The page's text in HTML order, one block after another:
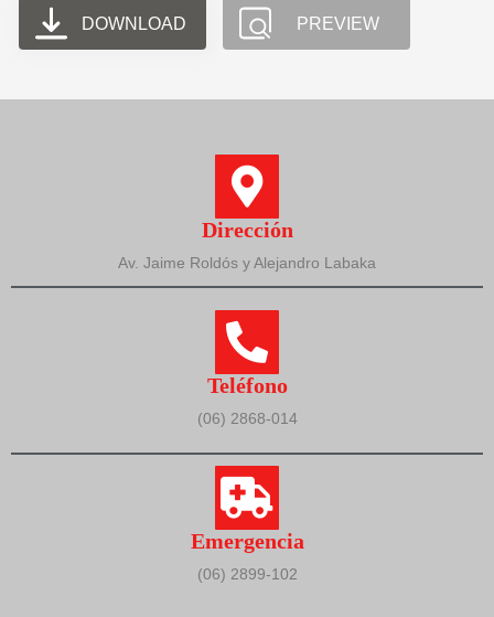
DOWNLOAD PREVIEW
Dirección
Av. Jaime Roldós y Alejandro Labaka
Teléfono
(06) 2868-014
Emergencia
(06) 2899-102